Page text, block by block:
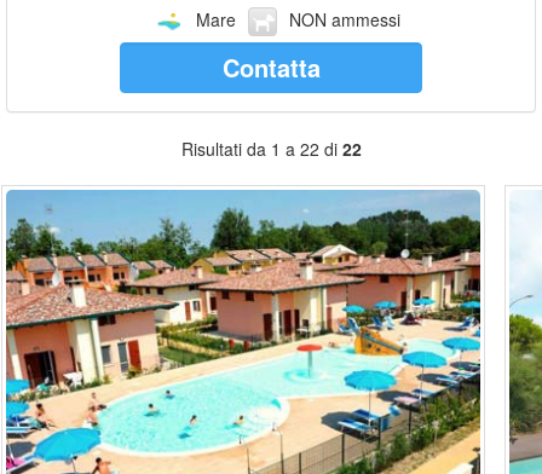
Mare
NON ammessi
Contatta
Risultati da 1 a 22 di 22